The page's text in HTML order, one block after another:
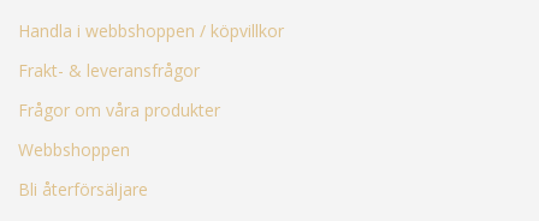
Handla i webbshoppen / köpvillkor
Frakt- & leveransfrågor
Frågor om våra produkter
Webbshoppen
Bli återförsäljare